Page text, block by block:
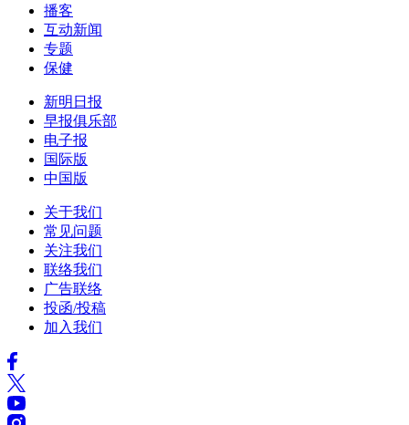
播客
互动新闻
专题
保健
新明日报
早报俱乐部
电子报
国际版
中国版
关于我们
常见问题
关注我们
联络我们
广告联络
投函/投稿
加入我们